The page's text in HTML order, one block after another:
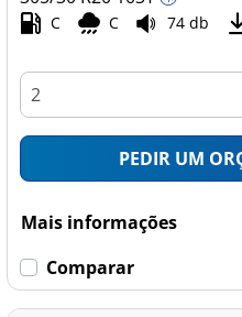
C C 74 db
PEDIR UM
Mais informações
Comparar